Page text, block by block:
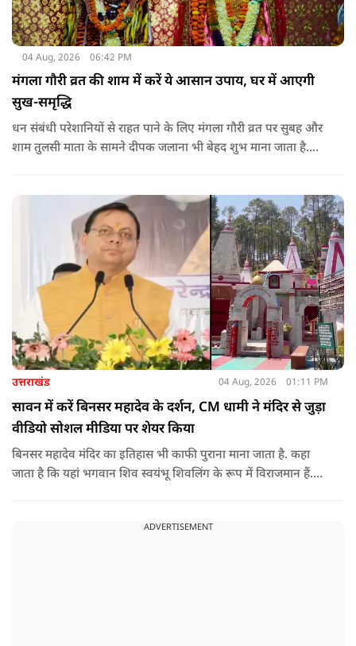
04 Aug, 2026 06:42 PM
मंगला गौरी व्रत की शाम में करें ये आसान उपाय, घर में आएगी
सुख-समृद्धि
धन संबंधी परेशानियों से राहत पाने के लिए मंगला गौरी व्रत पर सुबह और
शाम तुलसी माता के सामने दीपक जलाना भी बेहद शुभ माना जाता है.
उत्तराखंड 04 Aug, 2026 01:11 PM
सावन में करें बिनसर महादेव के दर्शन, CM धामी ने मंदिर से जुड़ा
वीडियो सोशल मीडिया पर शेयर किया
बिनसर महादेव मंदिर का इतिहास भी काफी पुराना माना जाता है. कहा
जाता है कि यहां भगवान शिव स्वयंभू शिवलिंग के रूप में विराजमान हैं.
का बुलावा होता है, वही यहां तक पहुंच पाता है.
ADVERTISEMENT